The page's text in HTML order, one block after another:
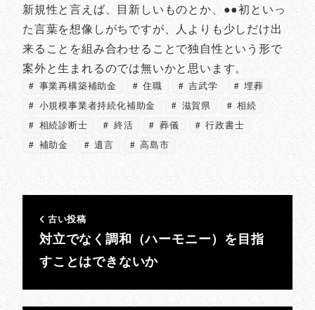
新規性と言えば、目新しいものとか、●●初といっ
た言葉を想像しがちですが、人よりも少しだけ出
来ることを組み合わせることで独自性という形で
案外と生まれるのでは無いかと思います。
事業再構築補助金 住職 吉武学
埋葬
小規模事業者持続化補助金
滋賀県
相続
相続診断士
終活 葬儀
行政書士
補助金
遺言 高島市
古い投稿
対立でなく調和（ハーモニー）を目指
すことはできないか